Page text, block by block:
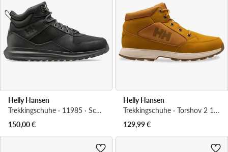
Helly Hansen
Trekkingschuhe · 11985 · Schwarz
150,00€
Helly Hansen
Trekkingschuhe · Torshov 2 12040725 · Braun
129,99€